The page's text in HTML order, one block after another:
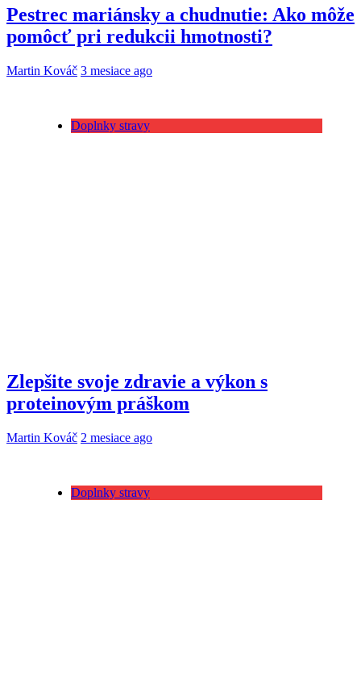
Pestrec mariánsky a chudnutie: Ako môže
pomôcť pri redukcii hmotnosti?
Martin Kováč 3 mesiace ago
Doplnky stravy
Zlepšite svoje zdravie a výkon s
proteinovým práškom
Martin Kováč 2 mesiace ago
Doplnky stravy